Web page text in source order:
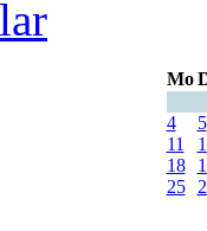
Mo
4
5
11
18
25